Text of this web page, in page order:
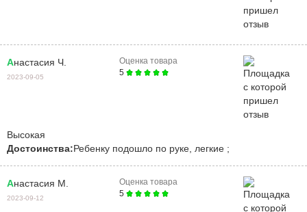
Анастасия Ч.
2023-09-05
Оценка товара
5
Высокая
Достоинства:Ребенку подошло по руке, легкие ;
Анастасия М.
2023-09-12
Оценка товара
5